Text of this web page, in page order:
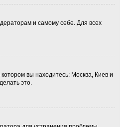
и самому себе. Для всех
вы находитесь: Москва, Киев и
это.